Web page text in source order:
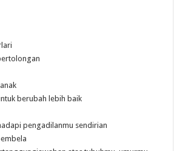
berubah lebih baik
pengadilanmu sendirian